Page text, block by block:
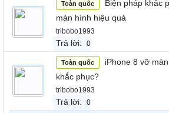
Toàn quốc
Biện pháp khắc
màn hình hiệu quả
tribobo1993
Trả lời: 0
Toàn quốc
iPhone 8 vỡ
khắc phục?
tribobo1993
Trả lời: 0